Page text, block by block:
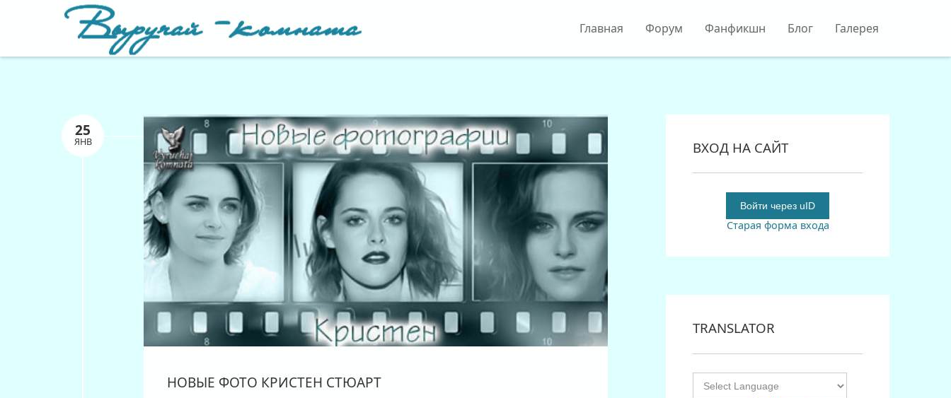
Главная Форум Фанфикшн Блог Галерея
25
ЯНВ
НОВЫЕ ФОТО КРИСТЕН СТЮАРТ
ВХОД НА САЙТ
Войти через uID
Старая форма входа
TRANSLATOR